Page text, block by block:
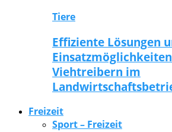
Tiere
Effiziente Lösungen
Viehtreibern im
Freizeit
Sport – Freizeit